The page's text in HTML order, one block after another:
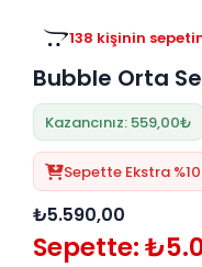
138 kişinin
Bubble Orta
Kazancınız: 559,00₺
Sepette Ekstra
₺5.590,00
Sepette: